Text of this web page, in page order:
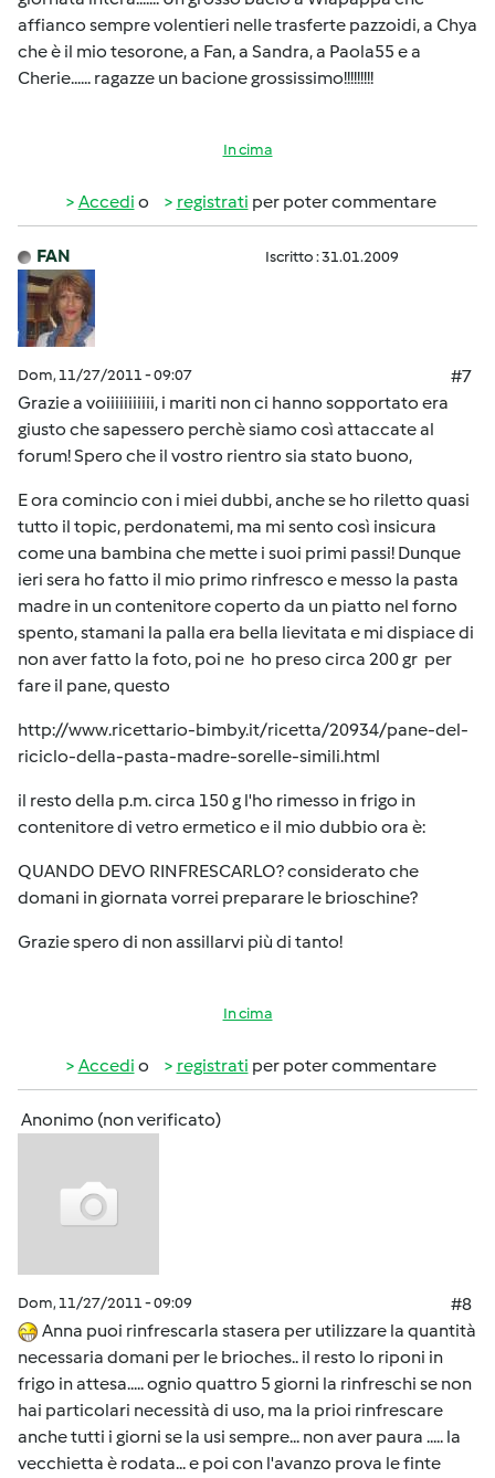
affianco sempre volentieri nelle trasferte pazzoidi, a Chya
che è il mio tesorone, a Fan, a Sandra, a Paola55 e a
Cherie...... ragazze un bacione grossissimo!!!!!!!!!
In cima
Accedi o registrati per poter commentare
FAN Iscritto : 31.01.2009
Dom, 11/27/2011 - 09:07
#7
Grazie a voiiiiiiiiiii, i mariti non ci hanno sopportato era
giusto che sapessero perchè siamo così attaccate al
forum! Spero che il vostro rientro sia stato buono,
E ora comincio con i miei dubbi, anche se ho riletto quasi
tutto il topic, perdonatemi, ma mi sento così insicura
come una bambina che mette i suoi primi passi! Dunque
ieri sera ho fatto il mio primo rinfresco e messo la pasta
madre in un contenitore coperto da un piatto nel forno
spento, stamani la palla era bella lievitata e mi dispiace di
non aver fatto la foto, poi ne ho preso circa 200 gr per
fare il pane, questo
http://www.ricettario-bimby.it/ricetta/20934/pane-del-
riciclo-della-pasta-madre-sorelle-simili.html
il resto della p.m. circa 150 g l'ho rimesso in frigo in
contenitore di vetro ermetico e il mio dubbio ora è:
QUANDO DEVO RINFRESCARLO? considerato che
domani in giornata vorrei preparare le brioschine?
Grazie spero di non assillarvi più di tanto!
In cima
Accedi o registrati per poter commentare
Anonimo (non verificato)
Dom, 11/27/2011 - 09:09
#8
Anna puoi rinfrescarla stasera per utilizzare la quantità
necessaria domani per le brioches.. il resto lo riponi in
frigo in attesa..... ognio quattro 5 giorni la rinfreschi se non
hai particolari necessità di uso, ma la prioi rinfrescare
anche tutti i giorni se la usi sempre... non aver paura ..... la
vecchietta è rodata... e poi con l'avanzo prova le finte